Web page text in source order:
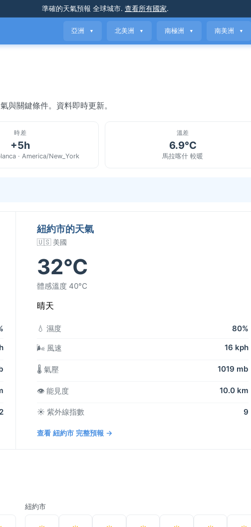
準確的天氣預報 全球城市. 查看所有國家.
亞洲 ▼ 北美洲 ▼ 南極洲 ▼ 南美洲 ▼
與關鍵條件。資料即時更新。
時差
+5h
· America/New_York
溫差
6.9°C
馬拉喀什 較暖
2
紐約市的天氣
🇺🇸 美國
32°C
體感溫度 40°C
晴天
💧 濕度 80%
🌬️ 風速 16 kph
🌡️ 氣壓 1019 mb
👁️ 能見度 10.0 km
☀️ 紫外線指數 9
查看 紐約市 完整預報 →
紐約市